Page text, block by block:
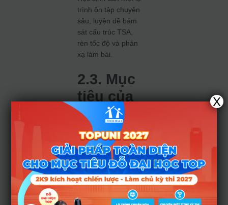
trình ôn tập chuyên
sâu, luyện đề bám
sát cấu trúc TSA,
rèn tốc độ và phản
xạ làm bài.
2.3. Mục
tiêu của
giải pháp
TopUni
PAT TSA
TopUni PAT TSA
được xây dựng
nhằm giúp học sinh:
X